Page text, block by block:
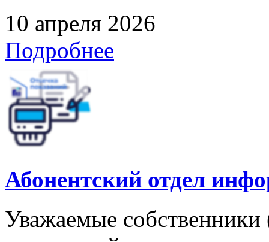
10 апреля 2026
Подробнее
Абонентский отдел
Уважаемые